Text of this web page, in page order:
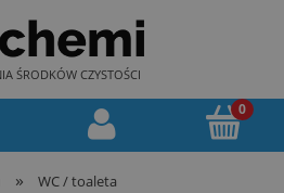
ŚRODKÓW CZYSTOŚCI
» WC / toaleta